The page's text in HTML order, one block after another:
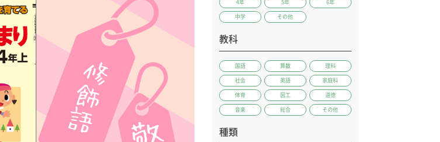
4年 5年 6年
中学 その他
教科
国語 算数 理科
社会 英語 家庭科
体育 図工 道徳
音楽 総合 その他
種類